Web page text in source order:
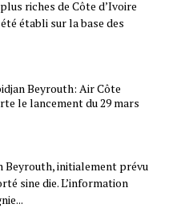
riches de Côte d’Ivoire
établi sur la base des
Beyrouth: Air Côte
le lancement du 29 mars
Beyrouth, initialement prévu
sine die. L’information